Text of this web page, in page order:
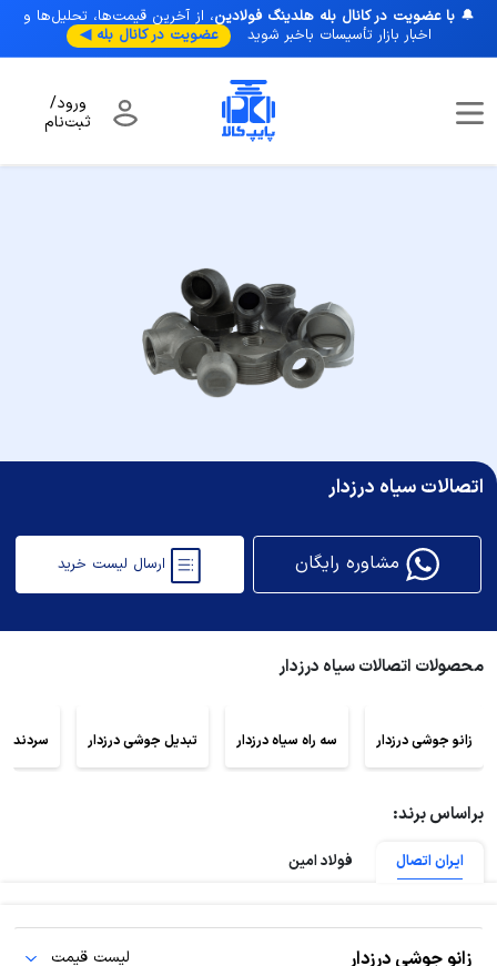
🔔با عضویت در کانال بله هلدینگ فولادین، از آخرین قیمت‌ها، تحلیل‌ها و
اخبار بازار تأسیسات با‌خبر شوید
عضویت در کانال بله ◀
ورود/
ثبت‌نام
اتصالات سیاه درزدار
اتصالات سیاه درزدار
محصولات اتصالات سیاه درزدار
زانو جوشی درزدار سه راه سیاه درزدار تبدیل جوشی درزدار سردنده
براساس برند:
ایران اتصال فولاد امین
زانو جوشی درزدار لیست قیمت